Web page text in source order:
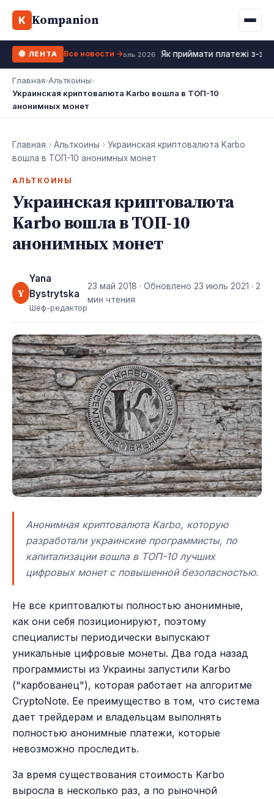
K Kompanion
Калькулятор МФО
Все 10 МФО →
Жизни
WhiteBIT
Kuna
Bybit
OKX
Ипотека
Депозит
Рефинансирование
ФОП налоги
🔴 ЛЕНТА 18 июль 2026 Як приймати платежі з-
Все новости →
Главная›Альткоины›
Украинская криптовалюта Karbo вошла в ТОП-10
анонимных монет
Главная › Альткоины › Украинская криптовалюта Karbo
вошла в ТОП-10 анонимных монет
АЛЬТКОИНЫ
Украинская криптовалюта
Karbo вошла в ТОП-10
анонимных монет
Y
Yana
Bystrytska
Шеф-редактор
23 май 2018 · Обновлено 23 июль 2021 · 2
мин чтения
Анонимная криптовалюта Karbo, которую
разработали украинские программисты, по
капитализации вошла в ТОП-10 лучших
цифровых монет с повышенной безопасностью.
Не все криптовалюты полностью анонимные,
как они себя позиционируют, поэтому
специалисты периодически выпускают
уникальные цифровые монеты. Два года назад
программисты из Украины запустили Karbo
("карбованец"), которая работает на алгоритме
CryptoNote. Ее преимущество в том, что система
дает трейдерам и владельцам выполнять
полностью анонимные платежи, которые
невозможно проследить.
За время существования стоимость Karbo
выросла в несколько раз, а по рыночной